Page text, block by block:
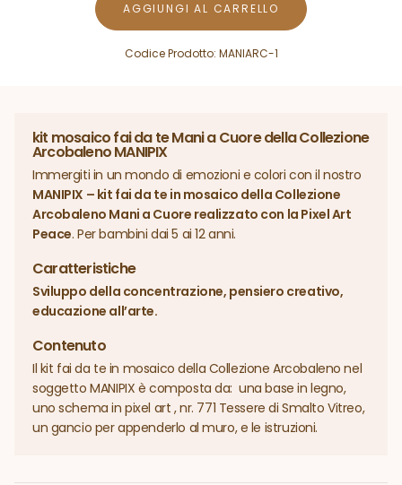
AGGIUNGI AL CARRELLO
Codice Prodotto: MANIARC-1
kit mosaico fai da te Mani a Cuore della Collezione
Arcobaleno MANIPIX
Immergiti in un mondo di emozioni e colori con il nostro
MANIPIX – kit fai da te in mosaico della Collezione
Arcobaleno Mani a Cuore realizzato con la Pixel Art
Peace. Per bambini dai 5 ai 12 anni.
Caratteristiche
Sviluppo della concentrazione, pensiero creativo,
educazione all’arte.
Contenuto
Il kit fai da te in mosaico della Collezione Arcobaleno nel
soggetto MANIPIX è composta da: una base in legno,
uno schema in pixel art , nr. 771 Tessere di Smalto Vitreo,
un gancio per appenderlo al muro, e le istruzioni.